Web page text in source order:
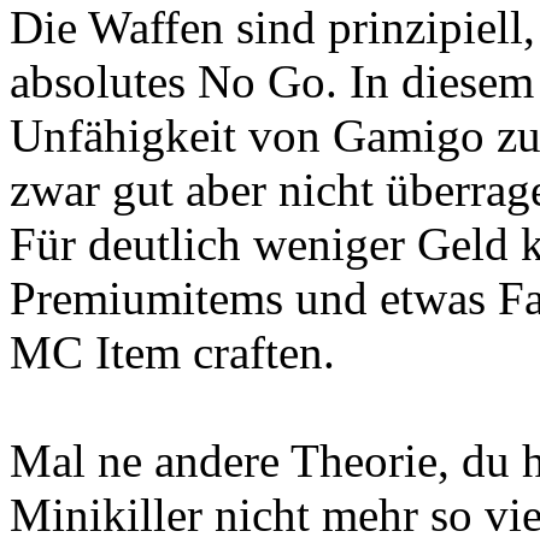
Die Waffen sind
absolutes No Go. In
Unfähigkeit von Gamigo
zwar gut aber nicht
Für deutlich weniger Geld
Premiumitems und etwas
MC Item craften.
Mal ne andere Theorie, du
Minikiller nicht mehr so